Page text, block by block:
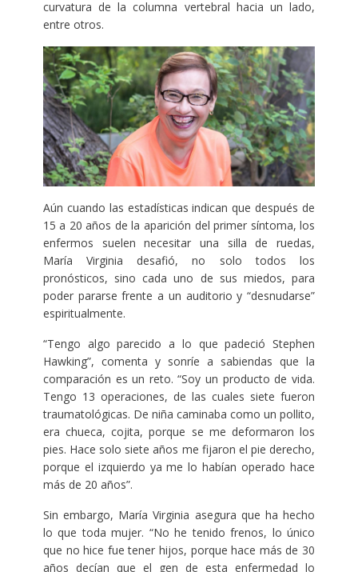
curvatura de la columna vertebral hacia un lado,
entre otros.
Aún cuando las estadísticas indican que después de
15 a 20 años de la aparición del primer síntoma, los
enfermos suelen necesitar una silla de ruedas,
María Virginia desafió, no solo todos los
pronósticos, sino cada uno de sus miedos, para
poder pararse frente a un auditorio y “desnudarse”
espiritualmente.
“Tengo algo parecido a lo que padeció Stephen
Hawking”, comenta y sonríe a sabiendas que la
comparación es un reto. “Soy un producto de vida.
Tengo 13 operaciones, de las cuales siete fueron
traumatológicas. De niña caminaba como un pollito,
era chueca, cojita, porque se me deformaron los
pies. Hace solo siete años me fijaron el pie derecho,
porque el izquierdo ya me lo habían operado hace
más de 20 años”.
Sin embargo, María Virginia asegura que ha hecho
lo que toda mujer. “No he tenido frenos, lo único
que no hice fue tener hijos, porque hace más de 30
años decían que el gen de esta enfermedad lo